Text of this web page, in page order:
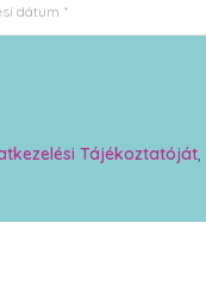
dátum *
Tájékoztatóját